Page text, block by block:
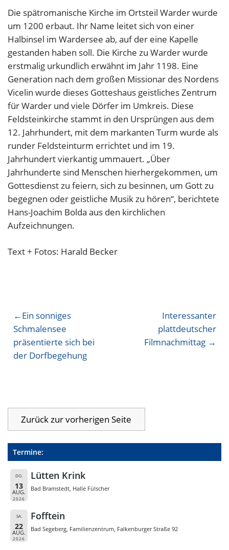
Die spätromanische Kirche im Ortsteil Warder wurde
um 1200 erbaut. Ihr Name leitet sich von einer
Halbinsel im Wardersee ab, auf der eine Kapelle
gestanden haben soll. Die Kirche zu Warder wurde
erstmalig urkundlich erwähnt im Jahr 1198. Eine
Generation nach dem großen Missionar des Nordens
Vicelin wurde dieses Gotteshaus geistliches Zentrum
für Warder und viele Dörfer im Umkreis. Diese
Feldsteinkirche stammt in den Ursprüngen aus dem
12. Jahrhundert, mit dem markanten Turm wurde als
runder Feldsteinturm errichtet und im 19.
Jahrhundert vierkantig ummauert. „Über
Jahrhunderte sind Menschen hierhergekommen, um
Gottesdienst zu feiern, sich zu besinnen, um Gott zu
begegnen oder geistliche Musik zu hören“, berichtete
Hans-Joachim Bolda aus den kirchlichen
Aufzeichnungen.
Text + Fotos: Harald Becker
Beitragsnavigation
Ein sonniges
Schmalensee
präsentierte sich bei
der Dorfbegehung
Interessanter
plattdeutscher
Filmnachmittag
Termine:
DO.
13
AUG.
2026
Lütten Krink
Bad Bramstedt, Halle Fülscher
SA.
22
AUG.
2026
Fofftein
Bad Segeberg, Familienzentrum, Falkenburger Straße 92